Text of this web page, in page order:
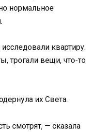
нормальное
квартиру.
трогали вещи, что-то
их Света.
смотрят, — сказала